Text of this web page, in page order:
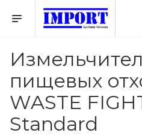
пищевых
WASTE
Standard